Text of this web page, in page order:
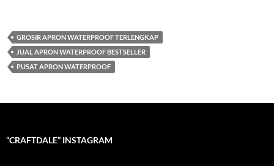
GROSIR APRON WATERPROOF TERLENGKAP
JUAL APRON WATERPROOF BESTSELLER
PUSAT APRON WATERPROOF
“CRAFTDALE” INSTAGRAM